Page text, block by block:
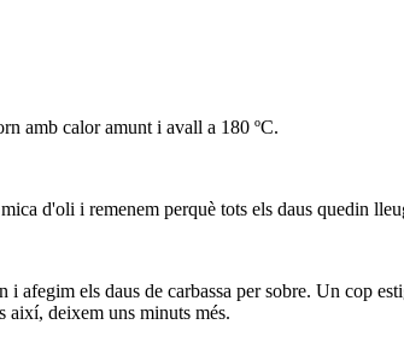
amb calor amunt i avall a 180 ºC.
d'oli i remenem perquè tots els daus quedin
i afegim els daus de carbassa per sobre. Un cop
així, deixem uns minuts més.